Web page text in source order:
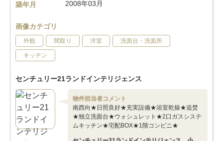
築年月
2008年03月
画像カテゴリ
外観 間取り 洋室 洗面台・洗面所
キッチン
センチュリー21ランドインテリジェンス
物件担当者コメント
南西向★日照良好★充実設備★浴室乾燥★追焚
★独立洗面台★ウォシュレット★2口ガスシステ
ムキッチン★宅配BOX★1階コンビニ★